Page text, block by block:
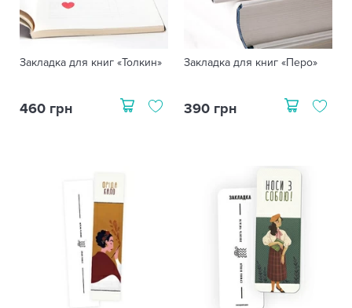
Закладка для книг «Толкин»
460 грн
Закладка для книг «Перо»
390 грн